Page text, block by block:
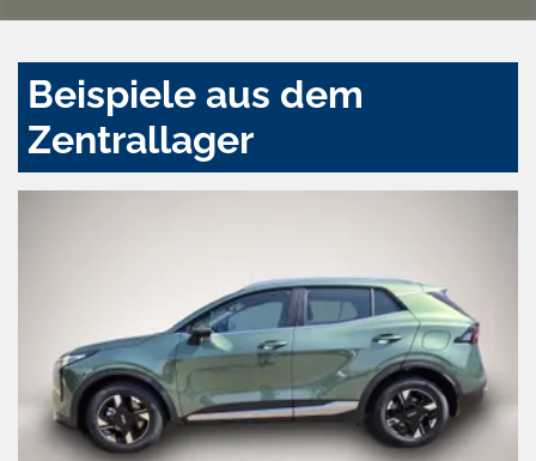
Beispiele aus dem
Zentrallager